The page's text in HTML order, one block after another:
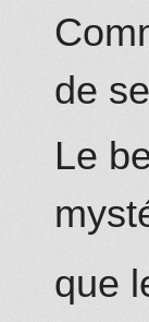
de
Le
que